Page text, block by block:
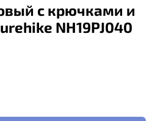
с крючками и
NH19PJ040